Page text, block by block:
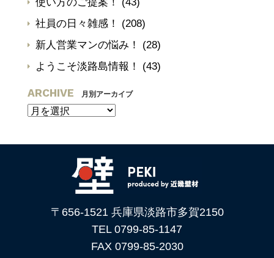
社員の日々雑感！
(208)
新人営業マンの悩み！
(28)
ようこそ淡路島情報！
(43)
ARCHIVE 月別アーカイブ
〒656-1521 兵庫県淡路市多賀2150
TEL 0799-85-1147
FAX 0799-85-2030